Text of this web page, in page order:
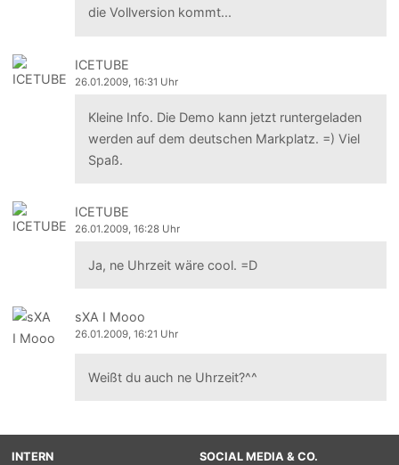
die Vollversion kommt...
ICETUBE
26.01.2009, 16:31 Uhr
Kleine Info. Die Demo kann jetzt runtergeladen
werden auf dem deutschen Markplatz. =) Viel
Spaß.
ICETUBE
26.01.2009, 16:28 Uhr
Ja, ne Uhrzeit wäre cool. =D
sXA I Mooo
26.01.2009, 16:21 Uhr
Weißt du auch ne Uhrzeit?^^
INTERN
SOCIAL MEDIA & CO.